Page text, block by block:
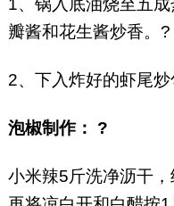
1、锅入底油烧至五
瓣酱和花生酱炒香。?
2、下入炸好的虾尾
泡椒制作： ?
小米辣5斤洗净沥干